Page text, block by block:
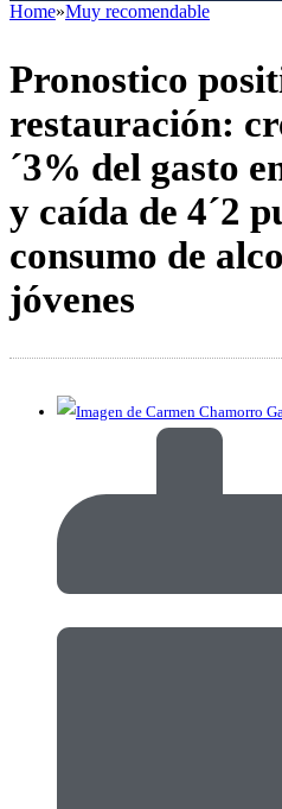
Home»Muy recomendable
Pronostico
restauración:
´3% del gasto
y caída de 4´2
consumo de
jóvenes